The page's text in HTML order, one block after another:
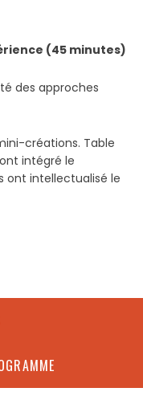
(45 minutes)
des approches
créations. Table
intégré le
ont intellectualisé le